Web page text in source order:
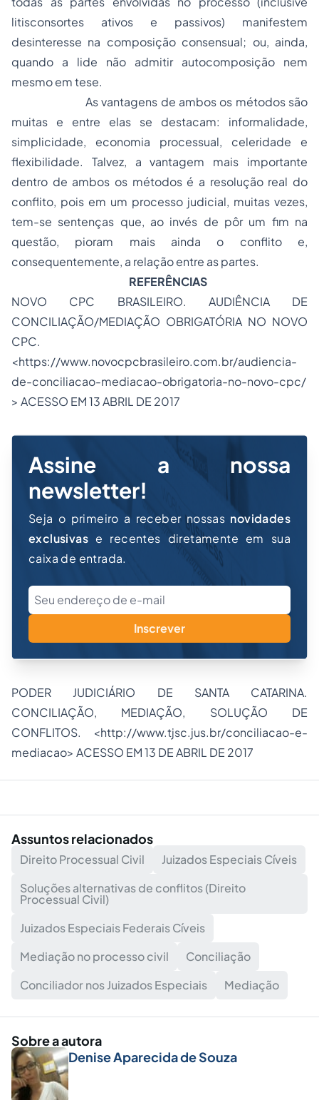
litisconsortes ativos e passivos) manifestem
desinteresse na composição consensual; ou, ainda,
quando a lide não admitir autocomposição nem
mesmo em tese.
As vantagens de ambos os métodos são
muitas e entre elas se destacam: informalidade,
simplicidade, economia processual, celeridade e
flexibilidade. Talvez, a vantagem mais importante
dentro de ambos os métodos é a resolução real do
conflito, pois em um processo judicial, muitas vezes,
tem-se sentenças que, ao invés de pôr um fim na
questão, pioram mais ainda o conflito e,
consequentemente, a relação entre as partes.
REFERÊNCIAS
NOVO CPC BRASILEIRO. AUDIÊNCIA DE
CONCILIAÇÃO/MEDIAÇÃO OBRIGATÓRIA NO NOVO
CPC.
<https://www.novocpcbrasileiro.com.br/audiencia-
de-conciliacao-mediacao-obrigatoria-no-novo-cpc/
> ACESSO EM 13 ABRIL DE 2017
Assine a nossa
newsletter!
Seja o primeiro a receber nossas novidades
exclusivas e recentes diretamente em sua
caixa de entrada.
Inscrever
PODER JUDICIÁRIO DE SANTA CATARINA.
CONCILIAÇÃO, MEDIAÇÃO, SOLUÇÃO DE
CONFLITOS. <http://www.tjsc.jus.br/conciliacao-e-
mediacao> ACESSO EM 13 DE ABRIL DE 2017
Assuntos relacionados
Direito Processual Civil
Juizados Especiais Cíveis
Soluções alternativas de conflitos (Direito
Processual Civil)
Juizados Especiais Federais Cíveis
Mediação no processo civil
Conciliação
Conciliador nos Juizados Especiais
Mediação
Sobre a autora
Denise Aparecida de Souza